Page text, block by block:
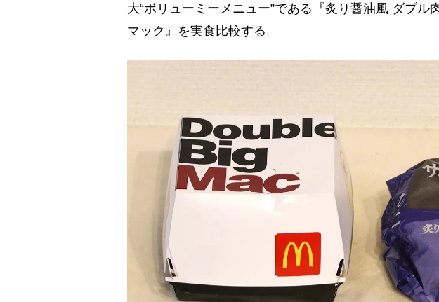
大“ボリューミーメニュー”である『炙り醤油風 ダブル
マック』を実食比較する。